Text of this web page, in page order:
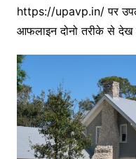
https://upavp.in/ पर
आफलाइन दोनो तरीके से